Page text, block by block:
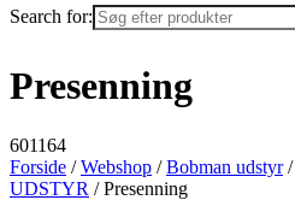
Search for:
Presenning
601164
Forside /Webshop /Bobman udstyr/
UDSTYR / Presenning